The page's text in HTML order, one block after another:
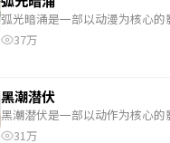
弧光暗涌是一部以动漫为核心的
机、反转与人物成长展开，整体
37万
黑潮潜伏
黑潮潜伏是一部以动作为核心的
机、反转与人物成长展开，整体
31万